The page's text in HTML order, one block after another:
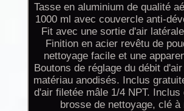
Tasse en aluminium de qualité
1000 ml avec couvercle anti-
Fit avec une sortie d'air
Finition en acier revêtu de
nettoyage facile et une
Boutons de réglage du débit
matériau anodisés. Inclus
d'air filetée mâle 1/4 NPT. Inclus
brosse de nettoyage, clé à